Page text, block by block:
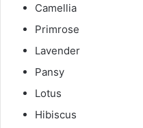
Camellia
Primrose
Lavender
Pansy
Lotus
Hibiscus